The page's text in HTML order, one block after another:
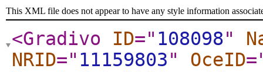
This XML file does not appear to have any style information
<Gradivo ID=" 108098"
NRID=" 11159803" OceID